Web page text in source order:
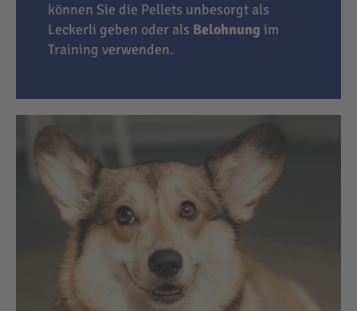
können Sie die Pellets unbesorgt als
Leckerli geben oder als Belohnung im
Training verwenden.